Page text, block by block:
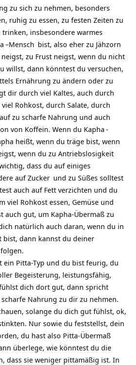
zu sich zu nehmen, besonders
ruhig zu essen, zu festen Zeiten zu
trinken, insbesondere warmes
–Mensch bist, also eher zu Jähzorn
neigst, zu Frust neigst, wenn du nicht
willst, dann könntest du versuchen,
Ernährung zu ändern oder zu
dir durch viel Kaltes, auch durch
Rohkost, durch Salate, durch
zu scharfe Nahrung und auch
von Koffein. Wenn du Kapha -
heißt, wenn du träge bist, wenn
wenn du zu Antriebslosigkeit
dass du auf einiges
aufZucker und zu Süßes solltest
auch auf Fett verzichten und du
viel Rohkost essen, Gemüse und
auch gut, um Kapha-Übermaß zu
natürlich auch daran, wenn du in
bist, dann kannst du deiner
folgen.
ein Pitta-Typ und du bist feurig, du
Begeisterung, leistungsfähig,
dich dort gut, dann spricht
Nahrung zu dir zu nehmen.
solange du dich gut fühlst, ok,
Nur sowie du feststellst, dein
du hast also Pitta-Übermaß
überlege, wie könntest du die
dass sie weniger pittamäßig ist. In